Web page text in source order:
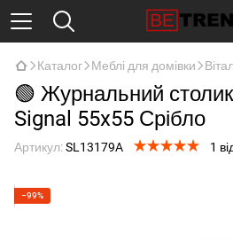
Каталог Меблі для домівки
🟢 Журнальний
Signal 55x55 Срібло
Артикул:SL13179A 1
−99%